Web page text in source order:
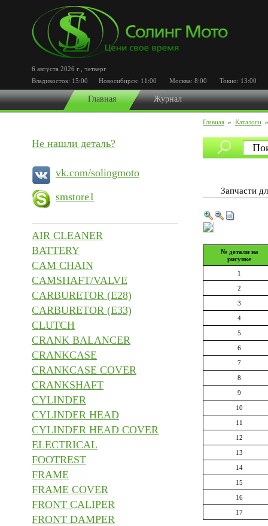
6 августа 2026 г.
четверг
Владивосток: 15:00 Новосибирск: 11:00 Москва: 8:00 Токио: 13:00
Главная Журнал
Главная » Каталоги
Не нашли деталь?
vk.com/solingmoto
smstore1
AIR CLEANER
BATTERY
CAM CHAIN
CAMSHAFT/VALVE
CARBURETOR (E28)
CARBURETOR (E33)
CLUTCH
CRANK BALANCER
CRANKCASE
CRANKCASE COVER
CRANKSHAFT
CYLINDER
CYLINDER HEAD
CYLINDER HEAD COVER
ELECTRICAL
FOOTREST
FRAME
FRAME COVER
FRONT CALIPER
FRONT DAMPER
Запчасти
№ детали на
рисунке
1
2
3
4
5
6
7
8
9
10
11
12
13
14
15
16
17